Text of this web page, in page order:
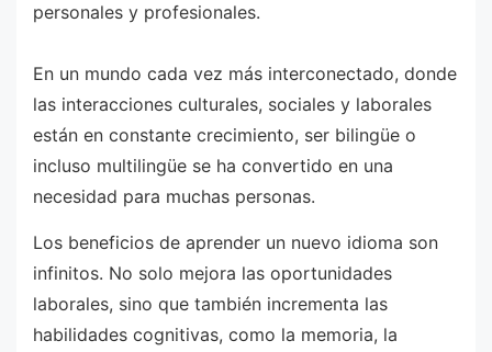
personales y profesionales.
En un mundo cada vez más interconectado, donde
las interacciones culturales, sociales y laborales
están en constante crecimiento, ser bilingüe o
incluso multilingüe se ha convertido en una
necesidad para muchas personas.
Los beneficios de aprender un nuevo idioma son
infinitos. No solo mejora las oportunidades
laborales, sino que también incrementa las
habilidades cognitivas, como la memoria, la